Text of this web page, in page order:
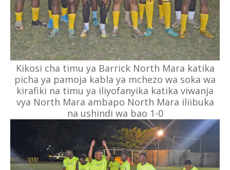
Kikosi cha timu ya Barrick North Mara katika
picha ya pamoja kabla ya mchezo wa soka wa
kirafiki na timu ya iliyofanyika katika viwanja
vya North Mara ambapo North Mara iliibuka
na ushindi wa bao 1-0